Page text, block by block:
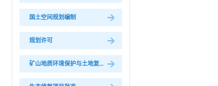
国土空间规划编制
规划许可
矿山地质环境保护与土地复...